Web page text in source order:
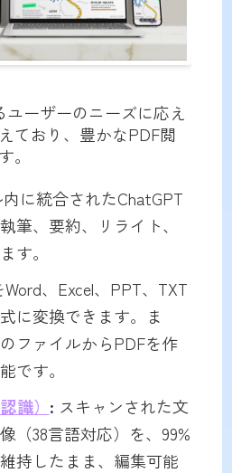
ーザーのニーズに応え
ており、豊かなPDF閲
。
に統合されたChatGPT
筆、要約、リライト、
す。
Word、Excel、PPT、TXT
に変換できます。ま
ファイルからPDFを作
です。
識） : スキャンされた文
（38言語対応）を、99%
持したまま、編集可能